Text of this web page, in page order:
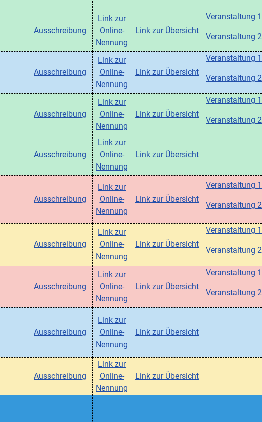
Ausschreibung
Link zur
Online-
Nennung
Link zur Übersicht
Veranstaltung 1
Veranstaltung 2
Ausschreibung
Link zur
Online-
Nennung
Link zur Übersicht
Veranstaltung 1
Veranstaltung 2
Ausschreibung
Link zur
Online-
Nennung
Link zur Übersicht
Veranstaltung 1
Veranstaltung 2
Ausschreibung
Link zur
Online-
Nennung
Link zur Übersicht
Ausschreibung
Link zur
Online-
Nennung
Link zur Übersicht
Veranstaltung 1
Veranstaltung 2
Ausschreibung
Link zur
Online-
Nennung
Link zur Übersicht
Veranstaltung 1
Veranstaltung 2
Ausschreibung
Link zur
Online-
Nennung
Link zur Übersicht
Veranstaltung 1
Veranstaltung 2
Ausschreibung
Link zur
Online-
Nennung
Link zur Übersicht
Ausschreibung
Link zur
Online-
Nennung
Link zur Übersicht